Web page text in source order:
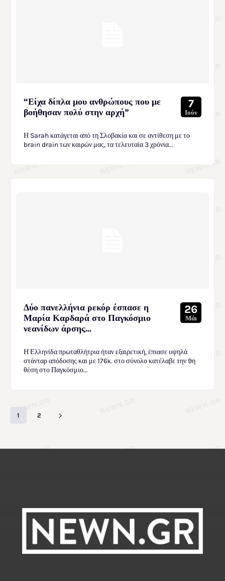
“Είχα δίπλα μου ανθρώπους που με
βοήθησαν πολύ στην αρχή”
7
Ιούν
Η Sarah κατάγεται από τη Σλοβακία και σε αντίθεση με το
brain drain των καιρών μας, τα τελευταία 3 χρόνια...
Δύο πανελλήνια ρεκόρ έσπασε η
Μαρία Καρδαρά στο Παγκόσμιο
νεανίδων άρσης...
26
Μάι
Η Ελληνίδα πρωταθλήτρια ήταν εξαιρετική, έπιασε υψηλά
στάνταρ απόδοσης και με 176κ. στο σύνολο κατέλαβε την 9η
θέση στο Παγκόσμιο...
1 2